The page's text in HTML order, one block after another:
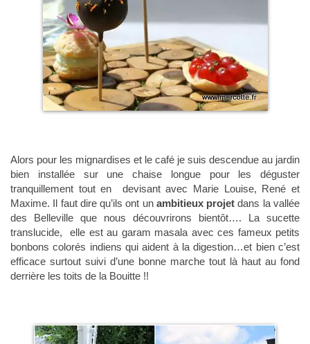
Alors pour les mignardises et le café je suis descendue au jardin
bien installée sur une chaise longue pour les déguster
tranquillement tout en devisant avec Marie Louise, René et
Maxime. Il faut dire qu’ils ont un ambitieux projet dans la vallée
des Belleville que nous découvrirons bientôt…. La sucette
translucide, elle est au garam masala avec ces fameux petits
bonbons colorés indiens qui aident à la digestion…et bien c’est
efficace surtout suivi d’une bonne marche tout là haut au fond
derrière les toits de la Bouitte !!